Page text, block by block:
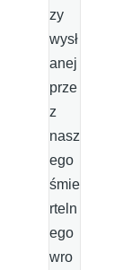
zy
wysł
anej
prze
z
nasz
ego
śmie
rteln
ego
wro